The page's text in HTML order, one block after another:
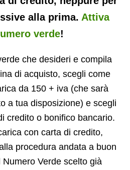
alla prima. Attiva
verde!
che desideri e compila
di acquisto, scegli come
da 150 + iva (che sarà
a tua disposizione) e scegli
credito o bonifico bancario.
con carta di credito,
procedura andata a buon
Verde scelto già